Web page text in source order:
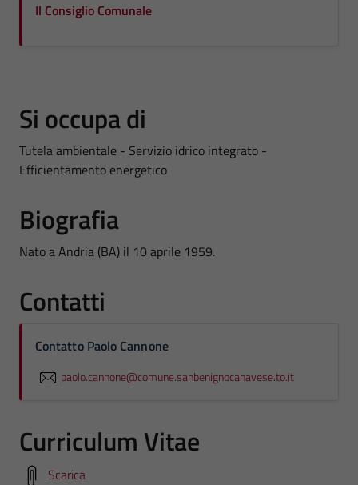
Il Consiglio Comunale
Si occupa di
Tutela ambientale - Servizio idrico integrato -
Efficientamento energetico
Biografia
Nato a Andria (BA) il 10 aprile 1959.
Contatti
Contatto Paolo Cannone
paolo.cannone@comune.sanbenignocanavese.to.it
Curriculum Vitae
Scarica